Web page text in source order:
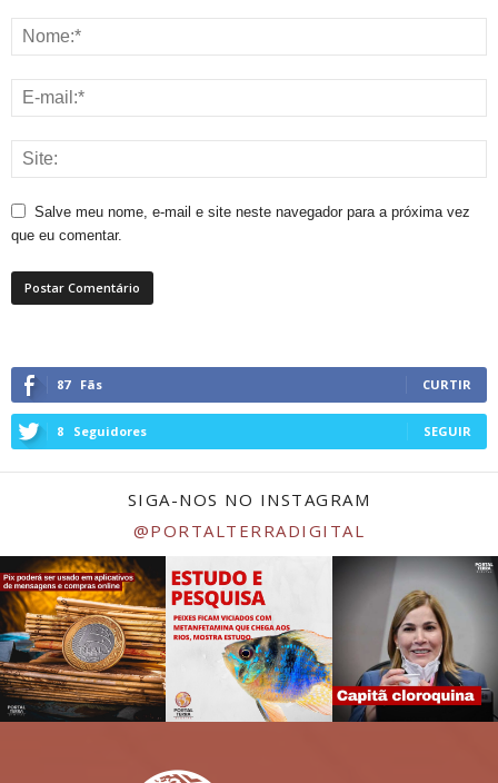
Salve meu nome, e-mail e site neste navegador para a próxima vez
que eu comentar.
87 Fãs CURTIR
8 Seguidores SEGUIR
SIGA-NOS NO INSTAGRAM
@PORTALTERRADIGITAL